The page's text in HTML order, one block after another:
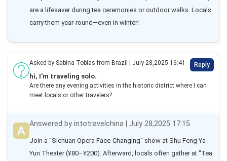
are a lifesaver during tea ceremonies or outdoor walks. Locals
carry them year-round—even in winter!
Asked by Sabina Tobias from Brazil | July 28,2025 16:41 Reply
hi, I’m traveling solo.
Are there any evening activities in the historic district where I can
meet locals or other travelers?
Answered by intotravelchina | July 28,2025 17:15
Join a "Sichuan Opera Face-Changing" show at Shu Feng Ya
Yun Theater (¥80–¥200). Afterward, locals often gather at "Tea